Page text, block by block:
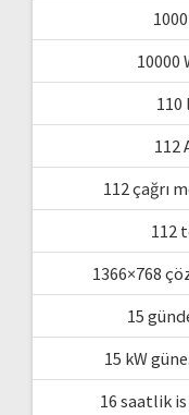
112
112 çağrı
112
1366×768
15
15 kW
16 saatlik